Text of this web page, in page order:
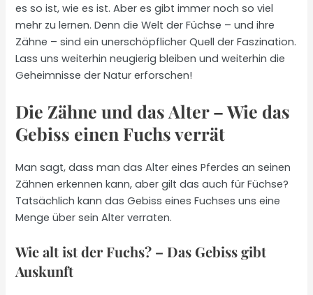
es so ist, wie es ist. Aber es gibt immer noch so viel
mehr zu lernen. Denn die Welt der Füchse – und ihre
Zähne – sind ein unerschöpflicher Quell der Faszination.
Lass uns weiterhin neugierig bleiben und weiterhin die
Geheimnisse der Natur erforschen!
Die Zähne und das Alter – Wie das
Gebiss einen Fuchs verrät
Man sagt, dass man das Alter eines Pferdes an seinen
Zähnen erkennen kann, aber gilt das auch für Füchse?
Tatsächlich kann das Gebiss eines Fuchses uns eine
Menge über sein Alter verraten.
Wie alt ist der Fuchs? – Das Gebiss gibt
Auskunft